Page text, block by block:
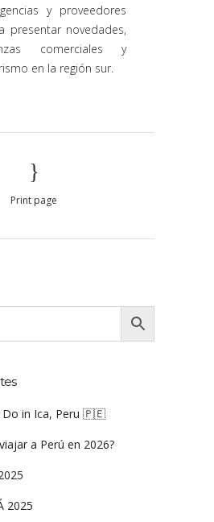
y proveedores
presentar novedades,
comerciales y
en la región sur.
Print page
Do in Ica, Peru 🇵🇪
a Perú en 2026?
2025